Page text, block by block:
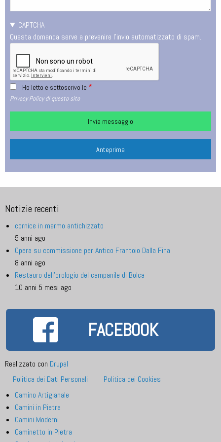
CAPTCHA
Questa domanda serve a prevenire l'invio automatizzato di spam.
Ho letto e sottoscrivo le
Privacy Policy di questo sito
Notizie recenti
cornice in marmo antichizzato
5 anni ago
Opera su commissione per Antico Frantoio Dalla Fina
8 anni ago
Restauro dell'orologio del campanile di Bolca
10 anni 5 mesi ago
FACEBOOK
Realizzato con Drupal
Footer
menu
Politica dei Dati Personali
Politica dei Cookies
Camino Artigianale
Camini in Pietra
Camini Moderni
Caminetto in Pietra